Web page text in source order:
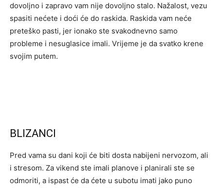
dovoljno i zapravo vam nije dovoljno stalo. Nažalost, vezu
spasiti nećete i doći će do raskida. Raskida vam neće
preteško pasti, jer ionako ste svakodnevno samo
probleme i nesuglasice imali. Vrijeme je da svatko krene
svojim putem.
BLIZANCI
Pred vama su dani koji će biti dosta nabijeni nervozom, ali
i stresom. Za vikend ste imali planove i planirali ste se
odmoriti, a ispast će da ćete u subotu imati jako puno